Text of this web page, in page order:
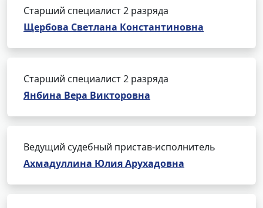
Старший специалист 2 разряда
Щербова Светлана Константиновна
Старший специалист 2 разряда
Янбина Вера Викторовна
Ведущий судебный пристав-исполнитель
Ахмадуллина Юлия Арухадовна